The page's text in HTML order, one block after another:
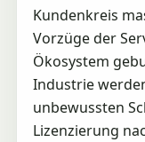
Kundenkreis
Vorzüge der
Ökosystem
Industrie
unbewussten
Lizenzierung